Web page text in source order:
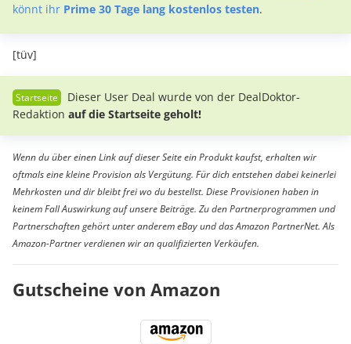
könnt ihr Prime 30 Tage lang kostenlos testen.
[tüv]
Dieser User Deal wurde von der DealDoktor-
Redaktion auf die Startseite geholt!
Wenn du über einen Link auf dieser Seite ein Produkt kaufst, erhalten wir
oftmals eine kleine Provision als Vergütung. Für dich entstehen dabei keinerlei
Mehrkosten und dir bleibt frei wo du bestellst. Diese Provisionen haben in
keinem Fall Auswirkung auf unsere Beiträge. Zu den Partnerprogrammen und
Partnerschaften gehört unter anderem eBay und das Amazon PartnerNet. Als
Amazon-Partner verdienen wir an qualifizierten Verkäufen.
Gutscheine von Amazon